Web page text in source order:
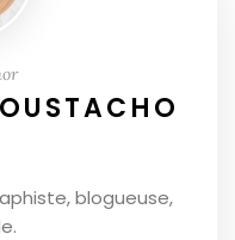
blogueuse,